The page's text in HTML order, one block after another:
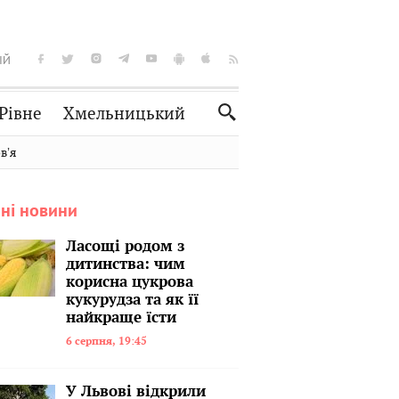
Хмельницький
Словко
Спорт
Нерухомість Домашні тварини
новини
Ласощі родом з
дитинства: чим
корисна цукрова
кукурудза та як її
найкраще їсти
6 серпня, 19:45
У Львові відкрили